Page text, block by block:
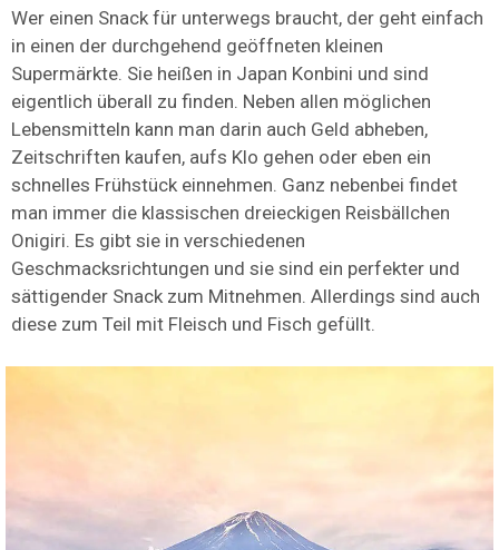
Wer einen Snack für unterwegs braucht, der geht einfach
in einen der durchgehend geöffneten kleinen
Supermärkte. Sie heißen in Japan Konbini und sind
eigentlich überall zu finden. Neben allen möglichen
Lebensmitteln kann man darin auch Geld abheben,
Zeitschriften kaufen, aufs Klo gehen oder eben ein
schnelles Frühstück einnehmen. Ganz nebenbei findet
man immer die klassischen dreieckigen Reisbällchen
Onigiri. Es gibt sie in verschiedenen
Geschmacksrichtungen und sie sind ein perfekter und
sättigender Snack zum Mitnehmen. Allerdings sind auch
diese zum Teil mit Fleisch und Fisch gefüllt.